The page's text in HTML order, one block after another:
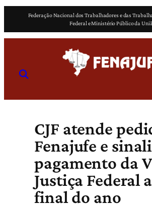
o
Federação Nacional dos Trabalhadores e das
Federal e Ministério Público da
CJF atende
Fenajufe e
pagamento da
Justiça Federal
final do ano